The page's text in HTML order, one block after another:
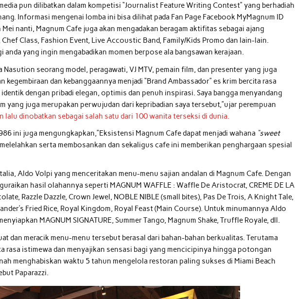
pun dilibatkan dalam kompetisi “Journalist Feature Writing Contest” yang berhadiah
Informasi mengenai lomba ini bisa dilihat pada Fan Page Facebook MyMagnum ID
nanti, Magnum Cafe juga akan mengadakan beragam aktifitas sebagai ajang
Class, Fashion Event, Live Accoustic Band, Family/Kids Promo dan lain-lain.
yang ingin mengabadikan momen berpose ala bangsawan kerajaan.
Nasution seorang model, peragawati, VJ MTV, pemain film, dan presenter yang juga
kegembiraan dan kebanggaannya menjadi “Brand Ambassador” es krim bercita rasa
dengan pribadi elegan, optimis dan penuh inspirasi. Saya bangga menyandang
yang juga merupakan perwujudan dari kepribadian saya tersebut,”ujar perempuan
lalu dinobatkan sebagai salah satu dari 100 wanita terseksi di dunia.
ini juga mengungkapkan,”Eksistensi Magnum Cafe dapat menjadi wahana “sweet
serta membosankan dan sekaligus cafe ini memberikan penghargaan spesial
Aldo Volpi yang menceritakan menu-menu sajian andalan di Magnum Cafe. Dengan
hasil olahannya seperti MAGNUM WAFFLE : Waffle De Aristocrat, CREME DE LA
Razzle Dazzle, Crown Jewel, NOBLE NIBLE (small bites), Pas De Trois, A Knight Tale,
Fried Rice, Royal Kingdom, Royal Feast (Main Course). Untuk minumannya Aldo
MAGNUM SIGNATURE, Summer Tango, Magnum Shake, Truffle Royale, dll.
dan meracik menu-menu tersebut berasal dari bahan-bahan berkualitas. Terutama
rasa istimewa dan menyajikan sensasi bagi yang mencicipinya hingga potongan
menghabiskan waktu 5 tahun mengelola restoran paling sukses di Miami Beach
Paparazzi.